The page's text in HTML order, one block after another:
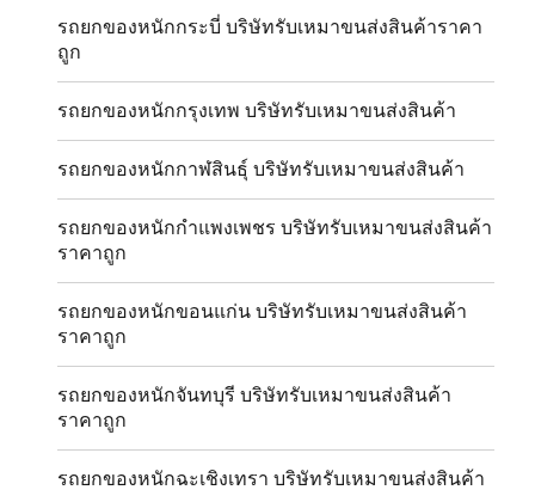
รถยกของหนักกระบี่ บริษัทรับเหมาขนส่งสินค้าราคา
ถูก
รถยกของหนักกรุงเทพ บริษัทรับเหมาขนส่งสินค้า
รถยกของหนักกาฬสินธุ์ บริษัทรับเหมาขนส่งสินค้า
รถยกของหนักกำแพงเพชร บริษัทรับเหมาขนส่งสินค้า
ราคาถูก
รถยกของหนักขอนแก่น บริษัทรับเหมาขนส่งสินค้า
ราคาถูก
รถยกของหนักจันทบุรี บริษัทรับเหมาขนส่งสินค้า
ราคาถูก
รถยกของหนักฉะเชิงเทรา บริษัทรับเหมาขนส่งสินค้า